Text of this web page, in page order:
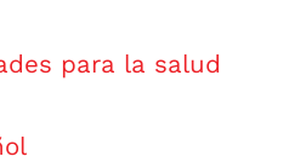
para la salud